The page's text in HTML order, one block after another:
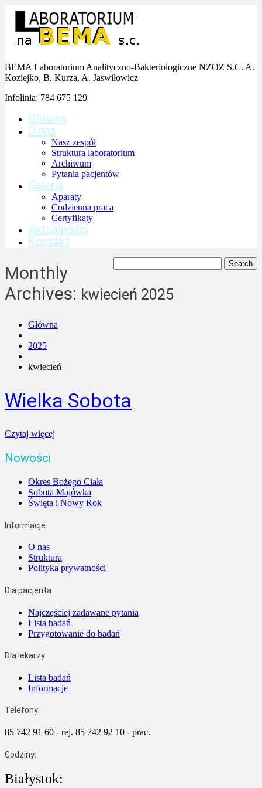
BEMA Laboratorium Analityczno-Bakteriologiczne NZOZ S.C. A.
Koziejko, B. Kurza, A. Jaswiłowicz
Infolinia: 784 675 129
Główna
O nas
Nasz zespół
Struktura laboratorium
Archiwum
Pytania pacjentów
Galeria
Aparaty
Codzienna praca
Certyfikaty
Aktualności
Kontakt
Monthly
Archives: kwiecień 2025
Główna
2025
kwiecień
Wielka Sobota
Czytaj więcej
Nowości
Okres Bożego Ciała
Sobota Majówka
Święta i Nowy Rok
Informacje
O nas
Struktura
Polityka prywatności
Dla pacjenta
Najczęściej zadawane pytania
Lista badań
Przygotowanie do badań
Dla lekarzy
Lista badań
Informacje
Telefony:
85 742 91 60 - rej. 85 742 92 10 - prac.
Godziny:
Białystok: